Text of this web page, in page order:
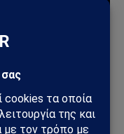
– Σίγησε μία